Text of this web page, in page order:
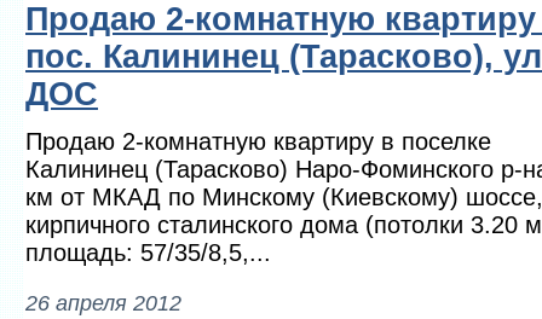
Продаю 2-комнатную
пос. Калининец (Тарасково),
ДОС
Продаю 2-комнатную квартиру в поселке
Калининец (Тарасково) Наро-Фоминского р-
км от МКАД по Минскому (Киевскому)
кирпичного сталинского дома (потолки 3.20
площадь: 57/35/8,5,...
26 апреля 2012